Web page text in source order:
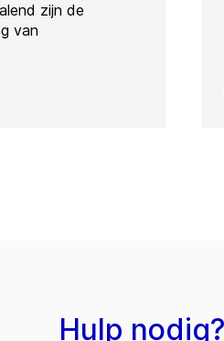
zijn de
van
Hulp nodig?